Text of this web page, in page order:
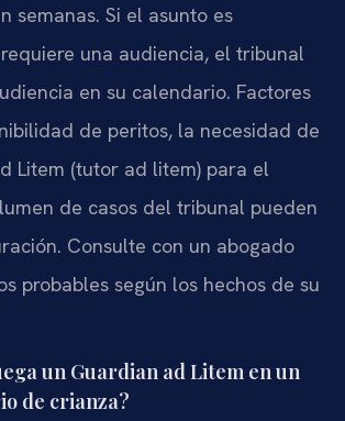
semanas. Si el asunto es
una audiencia, el tribunal
en su calendario. Factores
de peritos, la necesidad de
Litem (tutor ad litem) para el
de casos del tribunal pueden
Consulte con un abogado
probables según los hechos de su
un Guardian ad Litem en un
de crianza?